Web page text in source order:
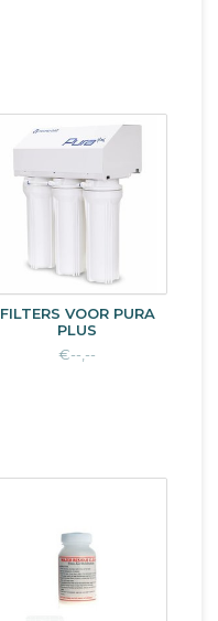
FILTERS VOOR PURA
PLUS
€--,--